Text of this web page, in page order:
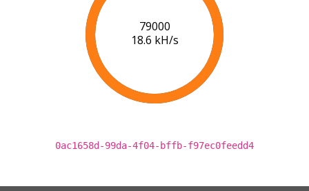
80000
18.7 kH/s
0ac1658d-99da-4f04-bffb-f97ec0feedd4